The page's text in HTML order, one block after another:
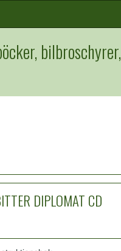
bilbroschyrer,
DIPLOMAT CD